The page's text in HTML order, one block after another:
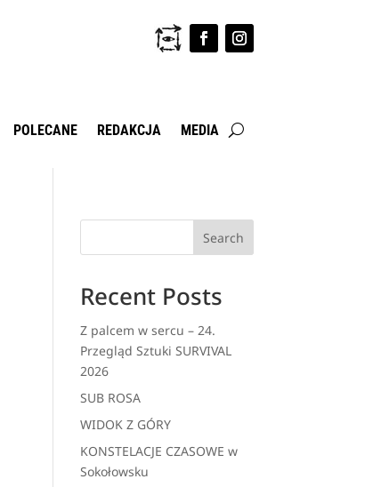
POLECANE REDAKCJA MEDIA
Search
Recent Posts
Z palcem w sercu – 24.
Przegląd Sztuki SURVIVAL
2026
SUB ROSA
WIDOK Z GÓRY
KONSTELACJE CZASOWE w
Sokołowsku